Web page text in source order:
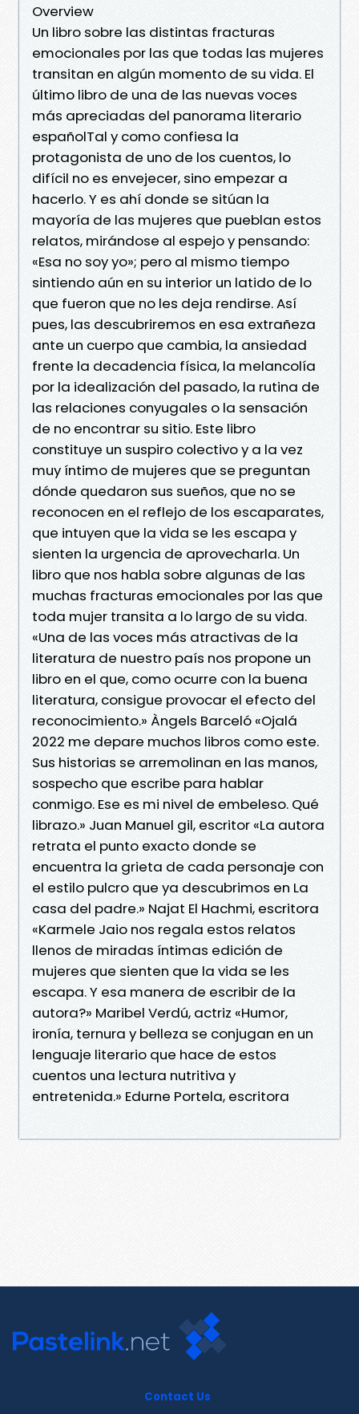
Overview
Un libro sobre las distintas fracturas
emocionales por las que todas las mujeres
transitan en algún momento de su vida. El
último libro de una de las nuevas voces
más apreciadas del panorama literario
españolTal y como confiesa la
protagonista de uno de los cuentos, lo
difícil no es envejecer, sino empezar a
hacerlo. Y es ahí donde se sitúan la
mayoría de las mujeres que pueblan estos
relatos, mirándose al espejo y pensando:
«Esa no soy yo»; pero al mismo tiempo
sintiendo aún en su interior un latido de lo
que fueron que no les deja rendirse. Así
pues, las descubriremos en esa extrañeza
ante un cuerpo que cambia, la ansiedad
frente la decadencia física, la melancolía
por la idealización del pasado, la rutina de
las relaciones conyugales o la sensación
de no encontrar su sitio. Este libro
constituye un suspiro colectivo y a la vez
muy íntimo de mujeres que se preguntan
dónde quedaron sus sueños, que no se
reconocen en el reflejo de los escaparates,
que intuyen que la vida se les escapa y
sienten la urgencia de aprovecharla. Un
libro que nos habla sobre algunas de las
muchas fracturas emocionales por las que
toda mujer transita a lo largo de su vida.
«Una de las voces más atractivas de la
literatura de nuestro país nos propone un
libro en el que, como ocurre con la buena
literatura, consigue provocar el efecto del
reconocimiento.» Àngels Barceló «Ojalá
2022 me depare muchos libros como este.
Sus historias se arremolinan en las manos,
sospecho que escribe para hablar
conmigo. Ese es mi nivel de embeleso. Qué
librazo.» Juan Manuel gil, escritor «La autora
retrata el punto exacto donde se
encuentra la grieta de cada personaje con
el estilo pulcro que ya descubrimos en La
casa del padre.» Najat El Hachmi, escritora
«Karmele Jaio nos regala estos relatos
llenos de miradas íntimas edición de
mujeres que sienten que la vida se les
escapa. Y esa manera de escribir de la
autora?» Maribel Verdú, actriz «Humor,
ironía, ternura y belleza se conjugan en un
lenguaje literario que hace de estos
cuentos una lectura nutritiva y
entretenida.» Edurne Portela, escritora
Contact Us